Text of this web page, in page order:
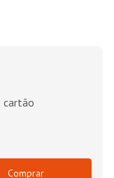
cartão
Comprar